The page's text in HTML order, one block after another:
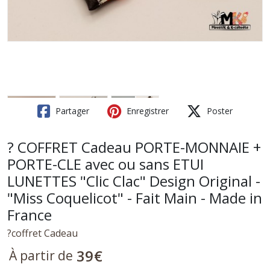
Partager Enregistrer Poster
? COFFRET Cadeau PORTE-MONNAIE +
PORTE-CLE avec ou sans ETUI
LUNETTES "Clic Clac" Design Original -
"Miss Coquelicot" - Fait Main - Made in
France
?coffret Cadeau
À partir de 39€